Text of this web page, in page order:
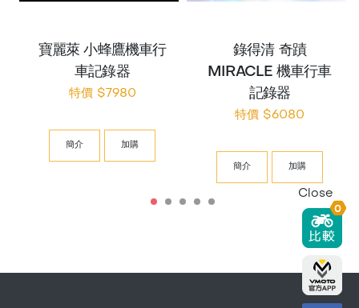
寶麗萊 小蜂鷹機車行
車記錄器
特價 $7980
簡介 加購
錄得清 奇蹟
MIRACLE 機車行車
記錄器
特價 $6080
簡介 加購
Close
0